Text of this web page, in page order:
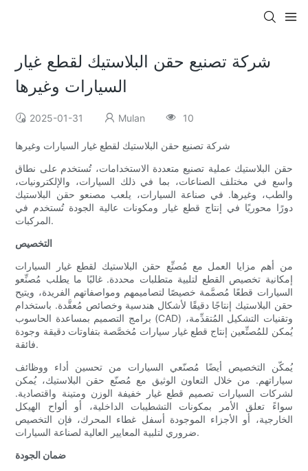
شركة تصنيع حقن البلاستيك لقطع غيار
السيارات وغيرها
2025-01-31 Mulan 10
شركة تصنيع حقن البلاستيك لقطع غيار السيارات وغيرها
حقن البلاستيك عملية تصنيع متعددة الاستخدامات، تُستخدم على نطاق
واسع في مختلف الصناعات، بما في ذلك السيارات، والإلكترونيات،
والطب، وغيرها. في صناعة السيارات، يلعب مصنعو حقن البلاستيك
دورًا محوريًا في إنتاج قطع غيار ومكونات عالية الجودة تُستخدم في
المركبات.
التخصيص
من أهم مزايا العمل مع مُصنِّع حقن البلاستيك لقطع غيار السيارات
إمكانية تخصيص القطع لتلبية متطلبات محددة. غالبًا ما يطلب مُصنِّعو
السيارات قطعًا مُصمَّمة خصيصًا لتصاميمهم ومواصفاتهم الفريدة، ويتيح
حقن البلاستيك إنتاجًا دقيقًا لأشكال هندسية وخصائص مُعقَّدة. باستخدام
برامج التصميم بمساعدة الحاسوب (CAD) وتقنيات التشكيل المُتقدِّمة،
يُمكن للمُصنِّعين إنتاج قطع غيار سيارات مُخصَّصة بتفاوتات دقيقة وجودة
فائقة.
يُمكّن التخصيص أيضًا مُصنّعي السيارات من تحسين أداء ووظائف
سياراتهم. من خلال التعاون الوثيق مع مُصنّع حقن البلاستيك، يُمكن
لشركات السيارات تصميم قطع غيار خفيفة الوزن ومتينة واقتصادية.
سواءً تعلق الأمر بمكونات التشطيبات الداخلية، أو ألواح الهيكل
الخارجية، أو الأجزاء الموجودة أسفل غطاء المحرك، فإن التخصيص
ضروري لتلبية المعايير العالية لصناعة السيارات.
ضمان الجودة